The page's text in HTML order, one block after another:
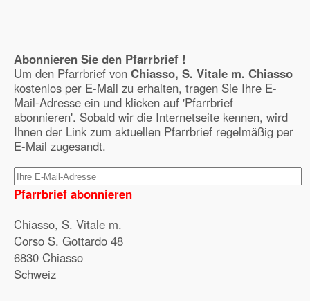
Abonnieren Sie den Pfarrbrief !
Um den Pfarrbrief von Chiasso, S. Vitale m. Chiasso
kostenlos per E-Mail zu erhalten, tragen Sie Ihre E-
Mail-Adresse ein und klicken auf 'Pfarrbrief
abonnieren'. Sobald wir die Internetseite kennen, wird
Ihnen der Link zum aktuellen Pfarrbrief regelmäßig per
E-Mail zugesandt.
Pfarrbrief abonnieren
Chiasso, S. Vitale m.
Corso S. Gottardo 48
6830 Chiasso
Schweiz